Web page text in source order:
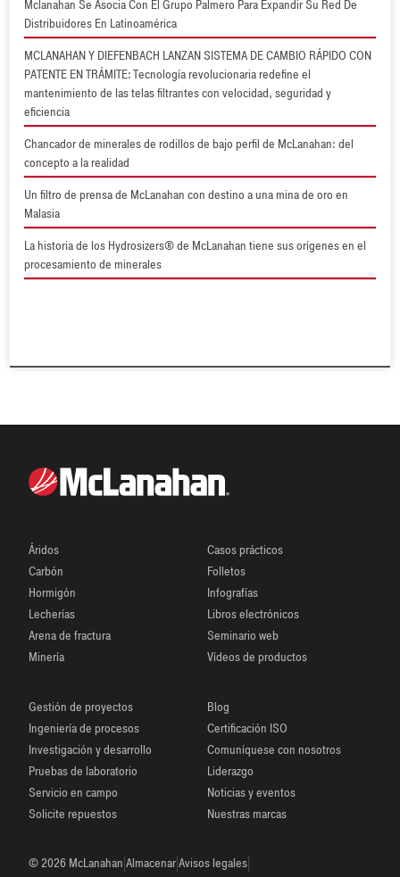
Mclanahan Se Asocia Con El Grupo Palmero Para Expandir Su Red De
Distribuidores En Latinoamérica
MCLANAHAN Y DIEFENBACH LANZAN SISTEMA DE CAMBIO RÁPIDO CON
PATENTE EN TRÁMITE: Tecnología revolucionaria redefine el
mantenimiento de las telas filtrantes con velocidad, seguridad y
eficiencia
Chancador de minerales de rodillos de bajo perfil de McLanahan: del
concepto a la realidad
Un filtro de prensa de McLanahan con destino a una mina de oro en
Malasia
La historia de los Hydrosizers® de McLanahan tiene sus orígenes en el
procesamiento de minerales
Áridos
Carbón
Hormigón
Lecherías
Arena de fractura
Minería
Casos prácticos
Folletos
Infografías
Libros electrónicos
Seminario web
Vídeos de productos
Gestión de proyectos
Ingeniería de procesos
Investigación y desarrollo
Pruebas de laboratorio
Servicio en campo
Solicite repuestos
Blog
Certificación ISO
Comuníquese con nosotros
Liderazgo
Noticias y eventos
Nuestras marcas
© 2026 McLanahan AlmacenarAvisos legales